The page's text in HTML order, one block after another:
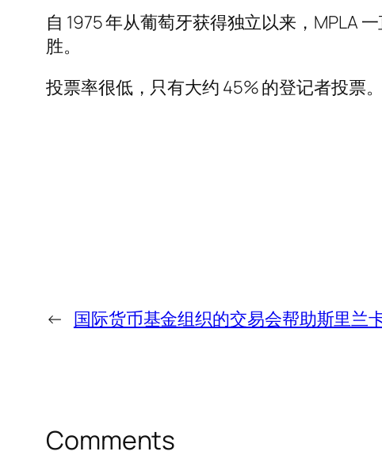
自 1975 年从葡萄牙获得独立以来，MPLA
胜。
投票率很低，只有大约 45% 的登记者投票。
← 国际货币基金组织的交易会帮助斯里兰
Comments